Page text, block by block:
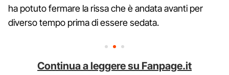
ha potuto fermare la rissa che è andata avanti per
diverso tempo prima di essere sedata.
Continua a leggere su Fanpage.it